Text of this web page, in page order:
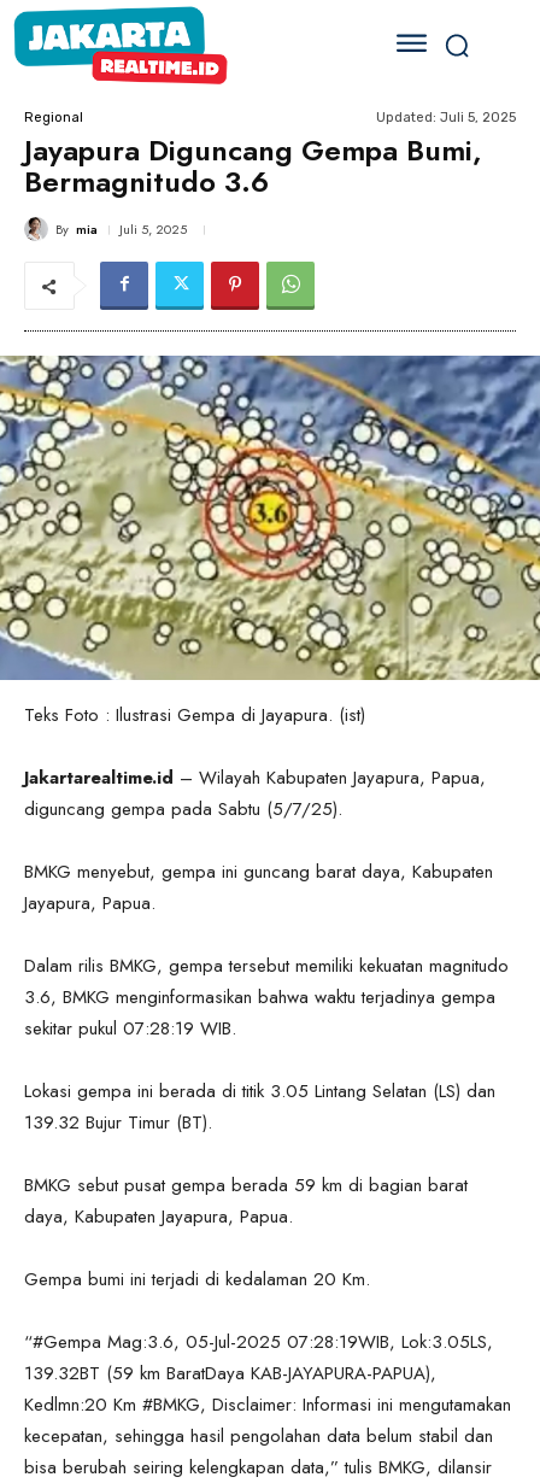
Regional Updated: Juli 5, 2025
Jayapura Diguncang Gempa Bumi,
Bermagnitudo 3.6
By mia Juli 5, 2025
Teks Foto : Ilustrasi Gempa di Jayapura. (ist)
Jakartarealtime.id – Wilayah Kabupaten Jayapura, Papua,
diguncang gempa pada Sabtu (5/7/25).
BMKG menyebut, gempa ini guncang barat daya, Kabupaten
Jayapura, Papua.
Dalam rilis BMKG, gempa tersebut memiliki kekuatan magnitudo
3.6, BMKG menginformasikan bahwa waktu terjadinya gempa
sekitar pukul 07:28:19 WIB.
Lokasi gempa ini berada di titik 3.05 Lintang Selatan (LS) dan
139.32 Bujur Timur (BT).
BMKG sebut pusat gempa berada 59 km di bagian barat
daya, Kabupaten Jayapura, Papua.
Gempa bumi ini terjadi di kedalaman 20 Km.
“#Gempa Mag:3.6, 05-Jul-2025 07:28:19WIB, Lok:3.05LS,
139.32BT (59 km BaratDaya KAB-JAYAPURA-PAPUA),
Kedlmn:20 Km #BMKG, Disclaimer: Informasi ini mengutamakan
kecepatan, sehingga hasil pengolahan data belum stabil dan
bisa berubah seiring kelengkapan data,” tulis BMKG, dilansir